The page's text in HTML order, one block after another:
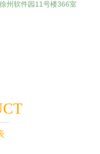
州软件园11号楼366室